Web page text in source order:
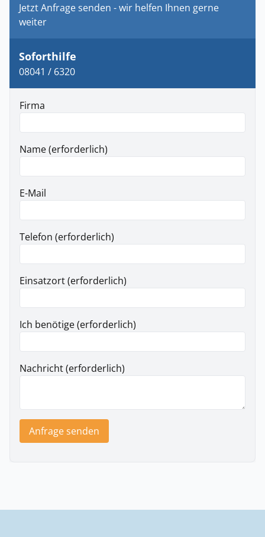
Jetzt Anfrage senden - wir helfen Ihnen gerne
weiter
Soforthilfe
08041 / 6320
Firma
Name (erforderlich)
E-Mail
Telefon (erforderlich)
Einsatzort (erforderlich)
Ich benötige (erforderlich)
Nachricht (erforderlich)
Anfrage senden